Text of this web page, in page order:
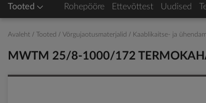
Tooted Rohepööre Ettevõttest Uudised
Avaleht Tooted Võrgujaotusmaterjalid Kaablikaitse- ja
MWTM 25/8-1000/172